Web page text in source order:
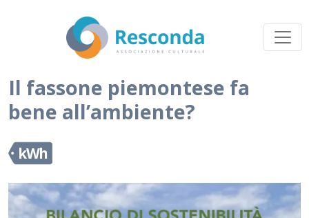
Il fassone piemontese fa
bene all’ambiente?
kWh